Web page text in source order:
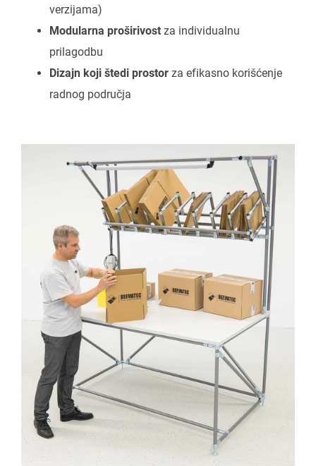
verzijama)
Modularna proširivost za individualnu
prilagodbu
Dizajn koji štedi prostor za efikasno korišćenje
radnog područja